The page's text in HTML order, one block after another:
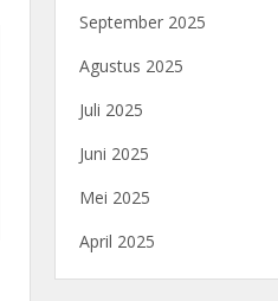
September 2025
Agustus 2025
Juli 2025
Juni 2025
Mei 2025
April 2025